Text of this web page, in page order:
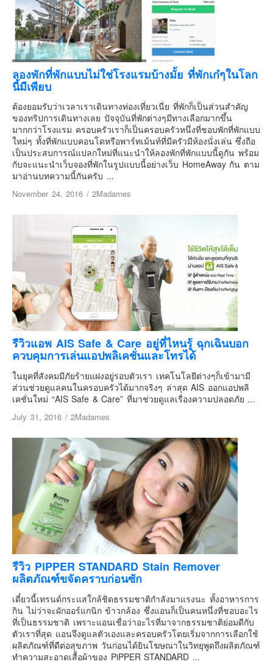
ร้านอร่อย
บทความครอบครัว
Beauty Review
รีวิวสายการบิน
Products & Applications
Events & PR News
About Us
Contact & Support Us
ลองพักที่พักแบบไม่ใช่โรงแรมบ้างมั้ย ที่พักเก๋ๆในโลก
นี้มีเพียบ
ต้องยอมรับว่าเวลาเราเดินทางท่องเที่ยวเนี่ย ที่พักก็เป็นส่วนสำคัญ
ของทริปการเดินทางเลย ปัจจุบันที่พักต่างๆมีทางเลือกมากขึ้น
มากกว่าโรงแรม ครอบครัวเราก็เป็นครอบครัวหนึ่งที่ชอบพักที่พักแบบ
ใหม่ๆ ทั้งที่พักแบบคอนโดหรือพาร์ทเม้นท์ที่มีครัวมีห้องนั่งเล่น ซึ่งถือ
เป็นประสบการณ์แปลกใหม่ที่แนะนำให้ลองพักที่พักแบบนี้ดูกัน พร้อม
กับจะแนะนำเว็บจองที่พักในรูปแบบนี้อย่างเว็บ HomeAway กัน ตาม
มาอ่านบทความนี้กันครับ ...
November 24, 2016 / 2Madames
รีวิวแอพ AIS Safe & Care อยู่ที่ไหนรู้ ฉุกเฉินบอก
ควบคุมการเล่นแอปพลิเคชั่นและโทรได้
ในยุคที่สังคมมีภัยร้ายแฝงอยู่รอบตัวเรา เทคโนโลยีต่างๆก็เข้ามามี
ส่วนช่วยดูแลคนในครอบครัวได้มากจริงๆ ล่าสุด AIS ออกแอปพลิ
เคชั่นใหม่ “AIS Safe & Care” ที่มาช่วยดูแลเรื่องความปลอดภัย ...
July 31, 2016 / 2Madames
รีวิว PiPPER STANDARD Stain Remover
ผลิตภัณฑ์ขจัดคราบก่อนซัก
เดี๋ยวนี้เทรนด์กระแสใกล้ชิดธรรมชาติกำลังมาแรงนะ ทั้งอาหารการ
กิน ไม่ว่าจะผักออร์แกนิก ข้าวกล้อง ซึ่งแอนก็เป็นคนหนึ่งที่ชอบอะไร
ที่เป็นธรรมชาติ เพราะแอนเชื่อว่าอะไรที่มาจากธรรมชาติย่อมดีกับ
ตัวเราที่สุด แอนจึงดูแลตัวเองและครอบครัวโดยเริ่มจากการเลือกใช้
ผลิตภัณฑ์ที่ดีต่อสุขภาพ วันก่อนได้ยินโฆษณาในวิทยุพูดถึงผลิตภัณฑ์
ทำความสะอาดเสื้อผ้าของ PiPPER STANDARD ...